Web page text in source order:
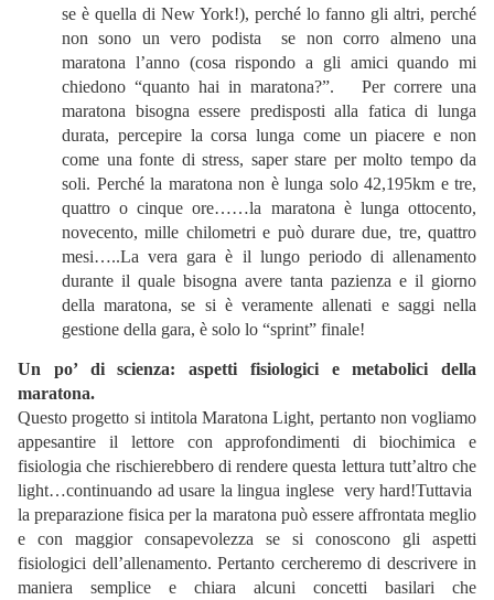
se è quella di New York!), perché lo fanno gli altri, perché
non sono un vero podista se non corro almeno una
maratona l’anno (cosa rispondo a gli amici quando mi
chiedono “quanto hai in maratona?”. Per correre una
maratona bisogna essere predisposti alla fatica di lunga
durata, percepire la corsa lunga come un piacere e non
come una fonte di stress, saper stare per molto tempo da
soli. Perché la maratona non è lunga solo 42,195km e tre,
quattro o cinque ore……la maratona è lunga ottocento,
novecento, mille chilometri e può durare due, tre, quattro
mesi…..La vera gara è il lungo periodo di allenamento
durante il quale bisogna avere tanta pazienza e il giorno
della maratona, se si è veramente allenati e saggi nella
gestione della gara, è solo lo “sprint” finale!
Un po’ di scienza: aspetti fisiologici e metabolici della
maratona.
Questo progetto si intitola Maratona Light, pertanto non vogliamo
appesantire il lettore con approfondimenti di biochimica e
fisiologia che rischierebbero di rendere questa lettura tutt’altro che
light…continuando ad usare la lingua inglese very hard!Tuttavia
la preparazione fisica per la maratona può essere affrontata meglio
e con maggior consapevolezza se si conoscono gli aspetti
fisiologici dell’allenamento. Pertanto cercheremo di descrivere in
maniera semplice e chiara alcuni concetti basilari che